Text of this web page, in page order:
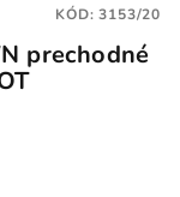
prechodné
KÓD:3153/20